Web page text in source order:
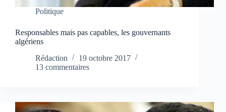
Politique
Responsables mais pas capables, les gouvernants
algériens
Rédaction
19 octobre 2017
13 commentaires